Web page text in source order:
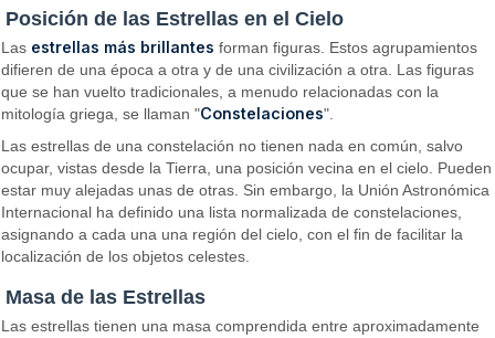
Posición de las Estrellas en el Cielo
Las estrellas más brillantes forman figuras. Estos agrupamientos
difieren de una época a otra y de una civilización a otra. Las figuras
que se han vuelto tradicionales, a menudo relacionadas con la
mitología griega, se llaman "Constelaciones".
Las estrellas de una constelación no tienen nada en común, salvo
ocupar, vistas desde la Tierra, una posición vecina en el cielo. Pueden
estar muy alejadas unas de otras. Sin embargo, la Unión Astronómica
Internacional ha definido una lista normalizada de constelaciones,
asignando a cada una una región del cielo, con el fin de facilitar la
localización de los objetos celestes.
Masa de las Estrellas
Las estrellas tienen una masa comprendida entre aproximadamente